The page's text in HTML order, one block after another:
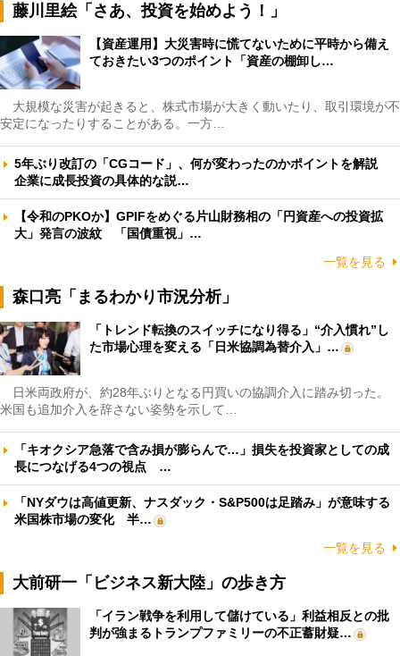
藤川里絵「さあ、投資を始めよう！」
【資産運用】大災害時に慌てないために平時から備え
ておきたい3つのポイント「資産の棚卸し…
大規模な災害が起きると、株式市場が大きく動いたり、取引環境が不
安定になったりすることがある。一方…
5年ぶり改訂の「CGコード」、何が変わったのかポイントを解説
企業に成長投資の具体的な説…
【令和のPKOか】GPIFをめぐる片山財務相の「円資産への投資拡
大」発言の波紋 「国債重視」…
一覧を見る
森口亮「まるわかり市況分析」
「トレンド転換のスイッチになり得る」“介入慣れ”し
た市場心理を変える「日米協調為替介入」…
日米両政府が、約28年ぶりとなる円買いの協調介入に踏み切った。
米国も追加介入を辞さない姿勢を示して…
「キオクシア急落で含み損が膨らんで…」損失を投資家としての成
長につなげる4つの視点 …
「NYダウは高値更新、ナスダック・S&P500は足踏み」が意味する
米国株市場の変化 半…
一覧を見る
大前研一「ビジネス新大陸」の歩き方
「イラン戦争を利用して儲けている」利益相反との批
判が強まるトランプファミリーの不正蓄財疑…